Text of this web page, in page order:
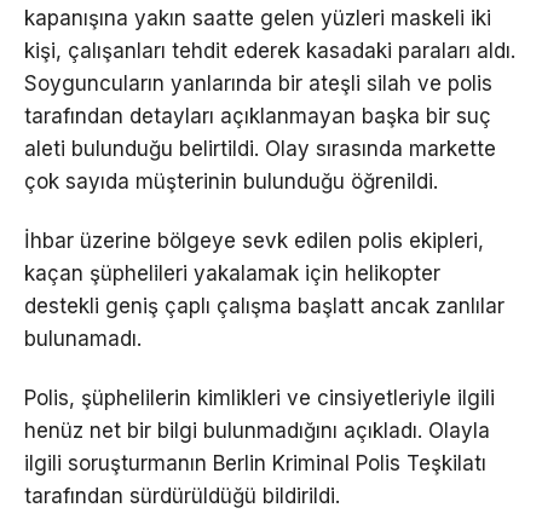
kapanışına yakın saatte gelen yüzleri maskeli iki
kişi, çalışanları tehdit ederek kasadaki paraları aldı.
Soyguncuların yanlarında bir ateşli silah ve polis
tarafından detayları açıklanmayan başka bir suç
aleti bulunduğu belirtildi. Olay sırasında markette
çok sayıda müşterinin bulunduğu öğrenildi.
İhbar üzerine bölgeye sevk edilen polis ekipleri,
kaçan şüphelileri yakalamak için helikopter
destekli geniş çaplı çalışma başlatt ancak zanlılar
bulunamadı.
Polis, şüphelilerin kimlikleri ve cinsiyetleriyle ilgili
henüz net bir bilgi bulunmadığını açıkladı. Olayla
ilgili soruşturmanın Berlin Kriminal Polis Teşkilatı
tarafından sürdürüldüğü bildirildi.